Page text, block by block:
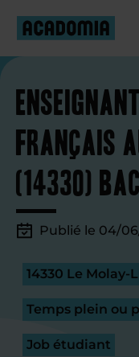
français
(14330)
Publié le 04/
14330 Le Molay-
Temps plein ou
Job étudiant